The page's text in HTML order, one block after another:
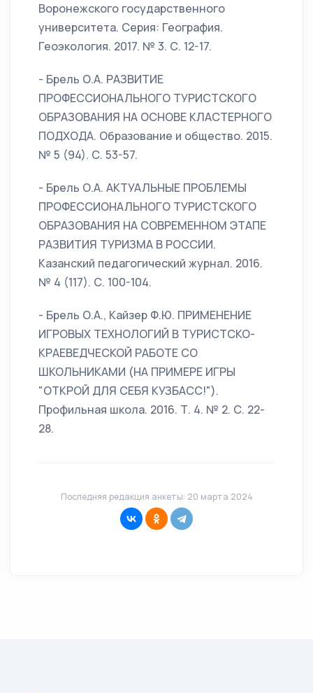
Воронежского государственного
университета. Серия: География.
Геоэкология. 2017. № 3. С. 12-17.
- Брель О.А. РАЗВИТИЕ
ПРОФЕССИОНАЛЬНОГО ТУРИСТСКОГО
ОБРАЗОВАНИЯ НА ОСНОВЕ КЛАСТЕРНОГО
ПОДХОДА. Образование и общество. 2015.
№ 5 (94). С. 53-57.
- Брель О.А. АКТУАЛЬНЫЕ ПРОБЛЕМЫ
ПРОФЕССИОНАЛЬНОГО ТУРИСТСКОГО
ОБРАЗОВАНИЯ НА СОВРЕМЕННОМ ЭТАПЕ
РАЗВИТИЯ ТУРИЗМА В РОССИИ.
Казанский педагогический журнал. 2016.
№ 4 (117). С. 100-104.
- Брель О.А., Кайзер Ф.Ю. ПРИМЕНЕНИЕ
ИГРОВЫХ ТЕХНОЛОГИЙ В ТУРИСТСКО-
КРАЕВЕДЧЕСКОЙ РАБОТЕ СО
ШКОЛЬНИКАМИ (НА ПРИМЕРЕ ИГРЫ
"ОТКРОЙ ДЛЯ СЕБЯ КУЗБАСС!").
Профильная школа. 2016. Т. 4. № 2. С. 22-
28.
Последняя редакция анкеты: 20 марта 2024